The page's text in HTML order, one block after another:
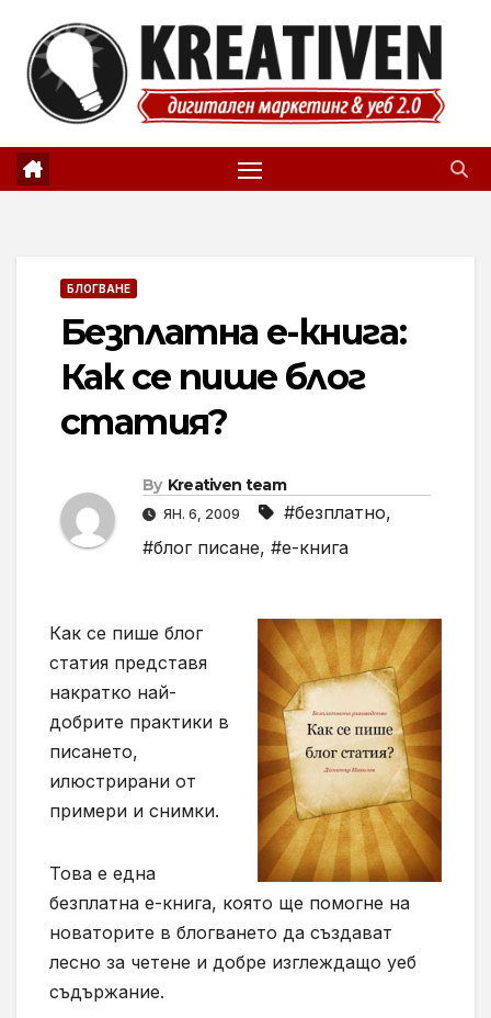
content
БЛОГВАНЕ
Безплатна е-книга:
Как се пише блог
статия?
By Kreativen team
ЯН. 6, 2009 #безплатно,
#блог писане, #е-книга
Как се пише блог
статия представя
накратко най-
добрите практики в
писането,
илюстрирани от
примери и снимки.
Това е една
безплатна е-книга, която ще помогне на
новаторите в блогването да създават
лесно за четене и добре изглеждащо уеб
съдържание.